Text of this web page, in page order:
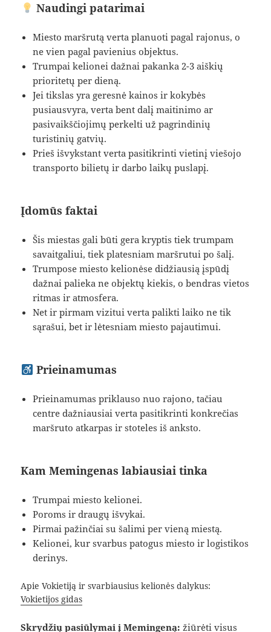
Naudingi patarimai
Miesto maršrutą verta planuoti pagal rajonus, o
ne vien pagal pavienius objektus.
Trumpai kelionei dažnai pakanka 2-3 aiškių
prioritetų per dieną.
Jei tikslas yra geresnė kainos ir kokybės
pusiausvyra, verta bent dalį maitinimo ar
pasivaikščiojimų perkelti už pagrindinių
turistinių gatvių.
Prieš išvykstant verta pasitikrinti vietinį viešojo
transporto bilietų ir darbo laikų puslapį.
Įdomūs faktai
Šis miestas gali būti gera kryptis tiek trumpam
savaitgaliui, tiek platesniam maršrutui po šalį.
Trumpose miesto kelionėse didžiausią įspūdį
dažnai palieka ne objektų kiekis, o bendras vietos
ritmas ir atmosfera.
Net ir pirmam vizitui verta palikti laiko ne tik
sąrašui, bet ir lėtesniam miesto pajautimui.
Prieinamumas
Prieinamumas priklauso nuo rajono, tačiau
centre dažniausiai verta pasitikrinti konkrečias
maršruto atkarpas ir stoteles iš anksto.
Kam Memingenas labiausiai tinka
Trumpai miesto kelionei.
Poroms ir draugų išvykai.
Pirmai pažinčiai su šalimi per vieną miestą.
Kelionei, kur svarbus patogus miesto ir logistikos
derinys.
Apie Vokietiją ir svarbiausius kelionės dalykus:
Vokietijos gidas
Skrydžių pasiūlymai į Memingeną: žiūrėti visus